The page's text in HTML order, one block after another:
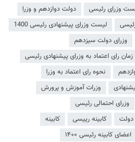
وزرای رئیسی
دولت دوازدهم و وزرا
لیست وزرای پیشنهادی رئیسی 1400
وزرای دولت سیزدهم
زمان رای اعتماد به وزرای پیشنهادی رئیسی
نحوه رای اعتماد به وزرا
وزرات آموزش و پرورش
وزرای احتمالی رئیسی
دولت کابینه رییسی
کابینه
اعضای کابینه رئیسی ۱۴۰۰